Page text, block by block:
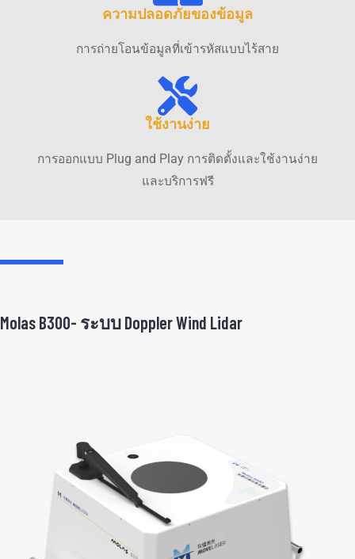
ความปลอดภัยของข้อมูล
การถ่ายโอนข้อมูลที่เข้ารหัสแบบไร้สาย
ใช้งานง่าย
การออกแบบ Plug and Play การติดตั้งและใช้งานง่าย
และบริการฟรี
Molas B300- ระบบ Doppler Wind Lidar